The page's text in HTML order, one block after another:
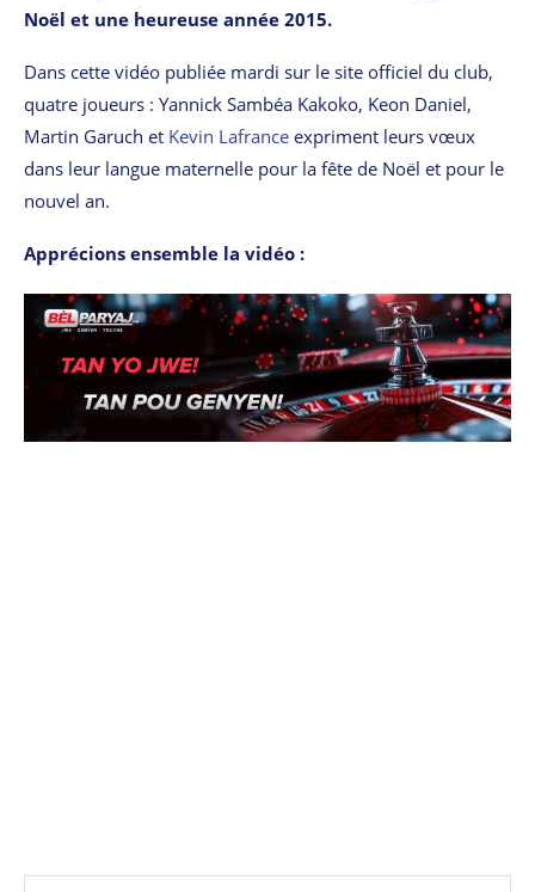
Noël et une heureuse année 2015.
Dans cette vidéo publiée mardi sur le site officiel du club,
quatre joueurs : Yannick Sambéa Kakoko, Keon Daniel,
Martin Garuch et Kevin Lafrance expriment leurs vœux
dans leur langue maternelle pour la fête de Noël et pour le
nouvel an.
Apprécions ensemble la vidéo :